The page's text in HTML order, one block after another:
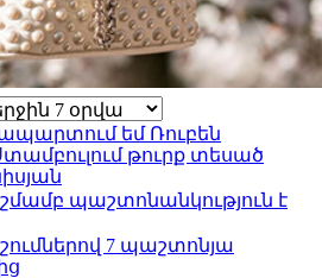
եմ Ռուբեն
թուրք տեսած
պաշտոնանկություն է
7 պաշտոնյա